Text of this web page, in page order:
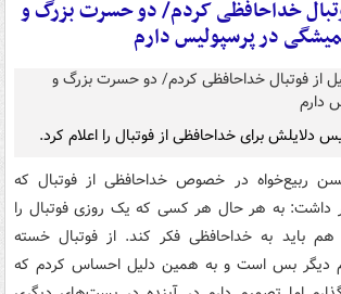
خداحافظی کردم/ دو حسرت بزرگ و
در پرسپولیس دارم
دلایلش برای خداحافظی از فوتبال را اعلام کرد.
ربیع‌خواه در خصوص خداحافظی از فوتبال که
داشت: به هر حال هر کسی که یک روزی فوتبال را
باید به خداحافظی فکر کند. از فوتبال خسته
دیگر بس است و به همین دلیل احساس کردم که